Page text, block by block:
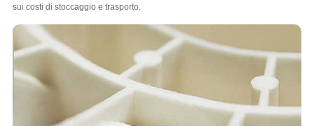
sui costi di stoccaggio e trasporto.